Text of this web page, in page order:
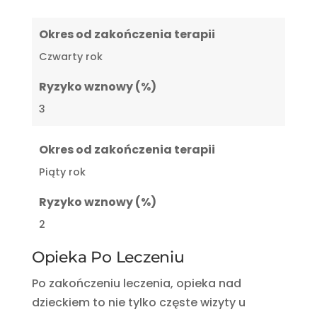
Okres od zakończenia terapii
Czwarty rok
Ryzyko wznowy (%)
3
Okres od zakończenia terapii
Piąty rok
Ryzyko wznowy (%)
2
Opieka Po Leczeniu
Po zakończeniu leczenia, opieka nad
dzieckiem to nie tylko częste wizyty u